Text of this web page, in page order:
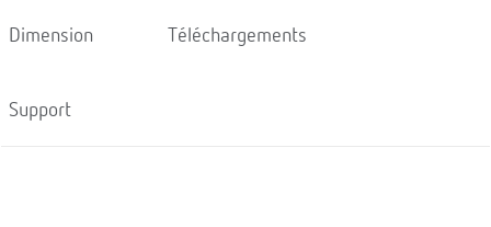
Dimension Téléchargements
Support